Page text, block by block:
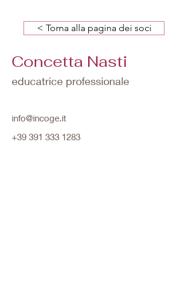
< Torna alla pagina dei soci
Concetta Nasti
educatrice professionale
info@incoge.it
+39 391 333 1283